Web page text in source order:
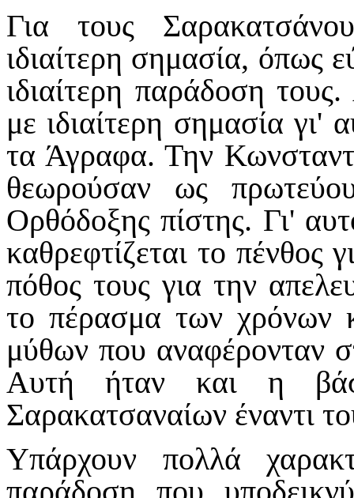
Για τους
ιδιαίτερη σημασία, όπως
ιδιαίτερη παράδοση
με ιδιαίτερη σημασία γι'
τα Άγραφα. Την
θεωρούσαν ως
Ορθόδοξης πίστης. Γι'
καθρεφτίζεται το πένθος
πόθος τους για την
το πέρασμα των χρόνων
μύθων που αναφέρονταν
Αυτή ήταν και η
Σαρακατσαναίων έναντι
Υπάρχουν πολλά